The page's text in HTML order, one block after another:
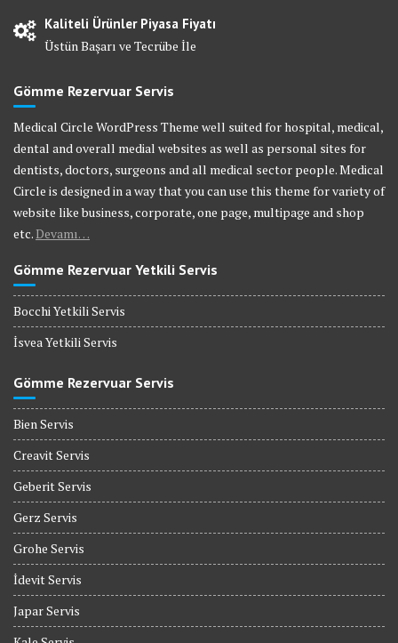
Kaliteli Ürünler Piyasa Fiyatı
Üstün Başarı ve Tecrübe İle
Gömme Rezervuar Servis
Medical Circle WordPress Theme well suited for hospital, medical,
dental and overall medial websites as well as personal sites for
dentists, doctors, surgeons and all medical sector people. Medical
Circle is designed in a way that you can use this theme for variety of
website like business, corporate, one page, multipage and shop
etc. Devamı…
Gömme Rezervuar Yetkili Servis
Bocchi Yetkili Servis
İsvea Yetkili Servis
Gömme Rezervuar Servis
Bien Servis
Creavit Servis
Geberit Servis
Gerz Servis
Grohe Servis
İdevit Servis
Japar Servis